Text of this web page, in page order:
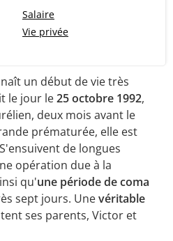
Salaire
Vie privée
un début de vie très
le jour le25 octobre 1992,
deux mois avant le
prématurée, elle est
de longues
opération due à la
qu'une période de coma
sept jours. Unevéritable
ses parents, Victor et